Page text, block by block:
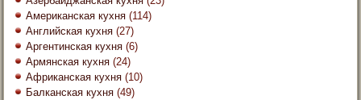
Американская кухня (114)
Английская кухня (27)
Аргентинская кухня (6)
Армянская кухня (24)
Африканская кухня (10)
Балканская кухня (49)